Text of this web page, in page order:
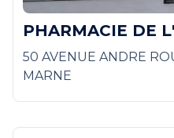
PHARMACIE DE
50 AVENUE ANDRE
MARNE